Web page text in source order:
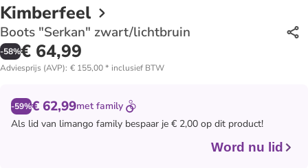
Kimberfeel
Boots "Serkan" zwart/lichtbruin
-58%€ 64,99
Adviesprijs (AVP): € 155,00* inclusief BTW
-59%€ 62,99met family
Als lid van limango family bespaar je € 2,00 op dit product!
Word nu lid